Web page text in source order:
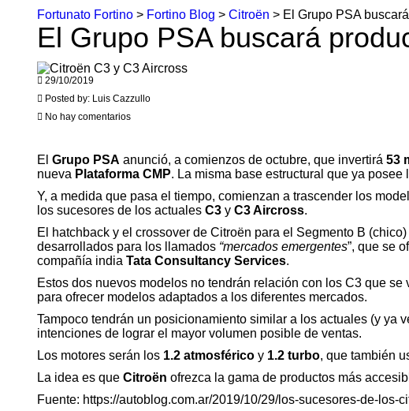
Fortunato Fortino > Fortino Blog > Citroën > El Grupo PSA
El Grupo PSA buscará
29/10/2019
Posted by: Luis Cazzullo
No hay comentarios
El Grupo PSA anunció, a comienzos de octubre, que invertirá 53
nueva Plataforma CMP. La misma base estructural que ya posee
Y, a medida que pasa el tiempo, comienzan a trascender los
los sucesores de los actuales C3 y C3 Aircross.
El hatchback y el crossover de Citroën para el Segmento B
desarrollados para los llamados “mercados emergentes”, que se
compañía india Tata Consultancy Services.
Estos dos nuevos modelos no tendrán relación con los C3 que
para ofrecer modelos adaptados a los diferentes mercados.
Tampoco tendrán un posicionamiento similar a los actuales (y ya
intenciones de lograr el mayor volumen posible de ventas.
Los motores serán los 1.2 atmosférico y 1.2 turbo, que también
La idea es que Citroën ofrezca la gama de productos más
Fuente: https://autoblog.com.ar/2019/10/29/los-sucesores-de-